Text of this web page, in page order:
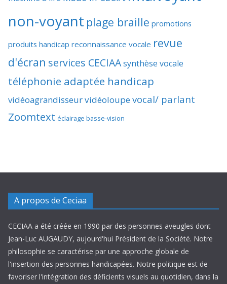
non-voyant plage braille promotions
produits handicap reconnaissance vocale revue
d'écran services CECIAAsynthèse vocale
téléphonie adaptée handicap
vidéoagrandisseurvidéoloupevocal/ parlant
Zoomtext éclairage basse-vision
A propos de Ceciaa
CECIAA a été créée en 1990 par des personnes aveugles dont
Jean-Luc AUGAUDY, aujourd'hui Président de la Société. Notre
philosophie se caractérise par une approche globale de
l'insertion des personnes handicapées. Notre politique est de
favoriser l'intégration des déficients visuels au quotidien, dans la